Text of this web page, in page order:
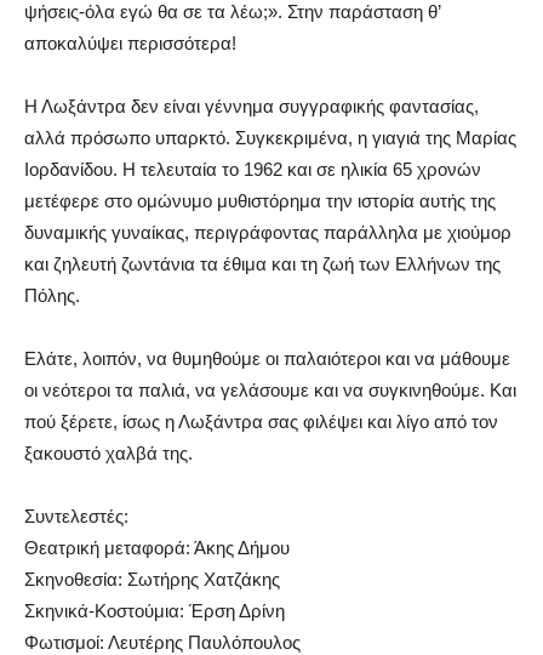
ψήσεις-όλα εγώ θα σε τα λέω;». Στην παράσταση θ’
αποκαλύψει περισσότερα!
Η Λωξάντρα δεν είναι γέννημα συγγραφικής φαντασίας,
αλλά πρόσωπο υπαρκτό. Συγκεκριμένα, η γιαγιά της Μαρίας
Ιορδανίδου. Η τελευταία το 1962 και σε ηλικία 65 χρονών
μετέφερε στο ομώνυμο μυθιστόρημα την ιστορία αυτής της
δυναμικής γυναίκας, περιγράφοντας παράλληλα με χιούμορ
και ζηλευτή ζωντάνια τα έθιμα και τη ζωή των Ελλήνων της
Πόλης.
Ελάτε, λοιπόν, να θυμηθούμε οι παλαιότεροι και να μάθουμε
οι νεότεροι τα παλιά, να γελάσουμε και να συγκινηθούμε. Και
πού ξέρετε, ίσως η Λωξάντρα σας φιλέψει και λίγο από τον
ξακουστό χαλβά της.
Συντελεστές:
Θεατρική μεταφορά: Άκης Δήμου
Σκηνοθεσία: Σωτήρης Χατζάκης
Σκηνικά-Κοστούμια: Έρση Δρίνη
Φωτισμοί: Λευτέρης Παυλόπουλος